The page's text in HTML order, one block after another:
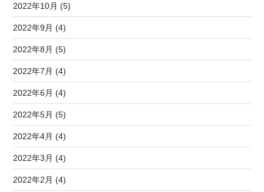
2022年10月 (5)
2022年9月 (4)
2022年8月 (5)
2022年7月 (4)
2022年6月 (4)
2022年5月 (5)
2022年4月 (4)
2022年3月 (4)
2022年2月 (4)